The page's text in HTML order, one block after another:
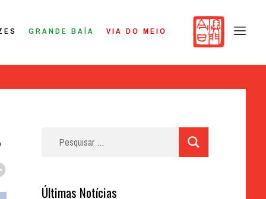
GRANDE BAÍA VIA DO MEIO
Últimas Notícias